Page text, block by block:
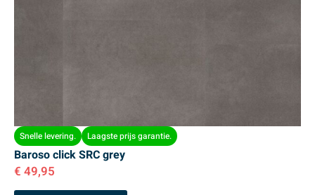
Snelle levering. Laagste prijs garantie.
Baroso click SRC grey
€ 49,95